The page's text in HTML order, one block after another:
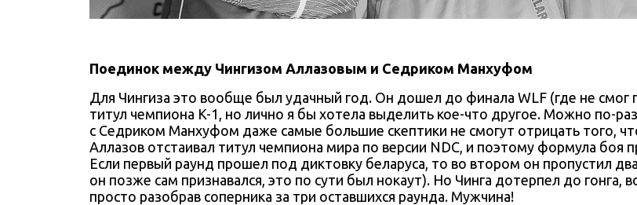
Поединок между Чингизом Аллазовым и Седриком Манхуфом
Для Чингиза это вообще был удачный год. Он дошел до финала WLF (где не смог
титул чемпиона K-1, но лично я бы хотела выделить кое-что другое. Можно по-
с Седриком Манхуфом даже самые большие скептики не смогут отрицать того,
Аллазов отстаивал титул чемпиона мира по версии NDC, и поэтому формула боя
Если первый раунд прошел под диктовку беларуса, то во втором он пропустил
он позже сам признавался, это по сути был нокаут). Но Чинга дотерпел до гонга,
просто разобрав соперника за три оставшихся раунда. Мужчина!